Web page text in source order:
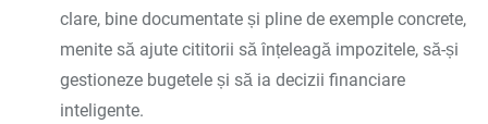
clare, bine documentate și pline de exemple concrete,
menite să ajute cititorii să înțeleagă impozitele, să-și
gestioneze bugetele și să ia decizii financiare
inteligente.